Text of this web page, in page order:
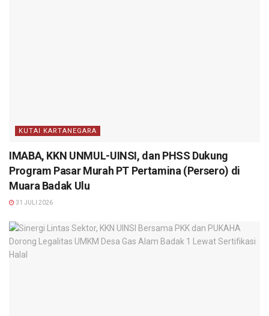
KUTAI KARTANEGARA
IMABA, KKN UNMUL-UINSI, dan PHSS Dukung
Program Pasar Murah PT Pertamina (Persero) di
Muara Badak Ulu
31 JULI 2026